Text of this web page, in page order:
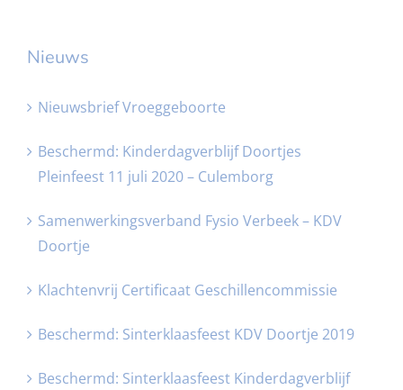
Nieuws
Nieuwsbrief Vroeggeboorte
Beschermd: Kinderdagverblijf Doortjes
Pleinfeest 11 juli 2020 – Culemborg
Samenwerkingsverband Fysio Verbeek – KDV
Doortje
Klachtenvrij Certificaat Geschillencommissie
Beschermd: Sinterklaasfeest KDV Doortje 2019
Beschermd: Sinterklaasfeest Kinderdagverblijf